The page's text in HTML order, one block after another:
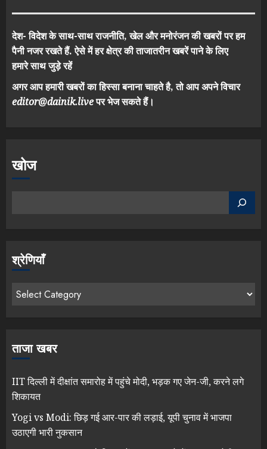
देश- विदेश के साथ-साथ राजनीति, खेल और मनोरंजन की खबरों पर हम
पैनी नजर रखते हैं. ऐसे में हर क्षेत्र की ताजातरीन खबरें पाने के लिए
हमारे साथ जुड़े रहें
अगर आप हमारी खबरों का हिस्सा बनाना चाहते है, तो आप अपने विचार
editor@dainik.liveपर भेज सकते हैं।
खोज
श्रेणियाँ
ताजा खबर
IIT दिल्ली में दीक्षांत समारोह में पहुंचे मोदी, भड़क गए जेन-जी, करने लगे
शिकायत
Yogi vs Modi: छिड़ गई आर-पार की लड़ाई, यूपी चुनाव में भाजपा
उठाएगी भारी नुकसान